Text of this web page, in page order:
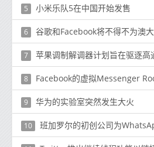
5 小米乐队5在中国开始发售
6 谷歌和Facebook将不得不为澳
7 苹果调制解调器计划旨在驱逐高
8 Facebook的虚拟Messenger Room
9 华为的实验室突然发生大火
10 班加罗尔的初创公司为